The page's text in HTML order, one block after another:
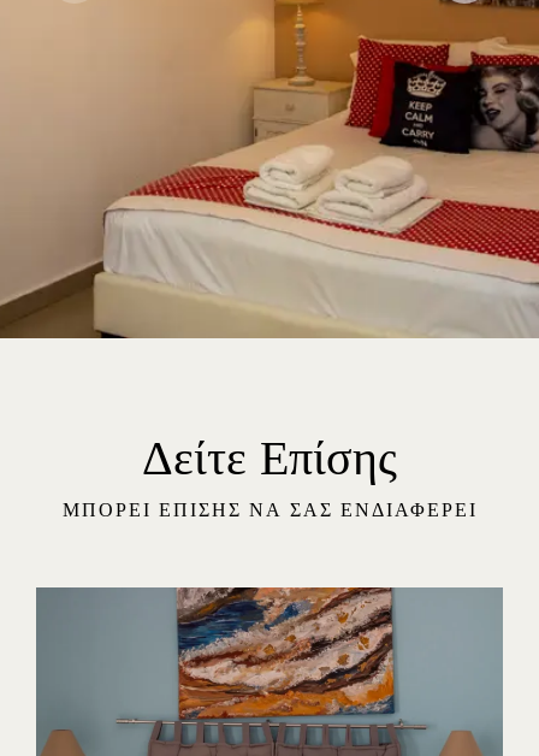
Δείτε Επίσης
ΜΠΟΡΕΊ ΕΠΊΣΗΣ ΝΑ ΣΑΣ ΕΝΔΙΑΦΈΡΕΙ
ΣΧΕΤΙΚΑ ΜΕ ΕΜΑΣ
ΕΠΙΚΟΙΝΩΝΙΑ
ΘΕΣΕΙΣ ΕΡΓΑΣΙΑΣ